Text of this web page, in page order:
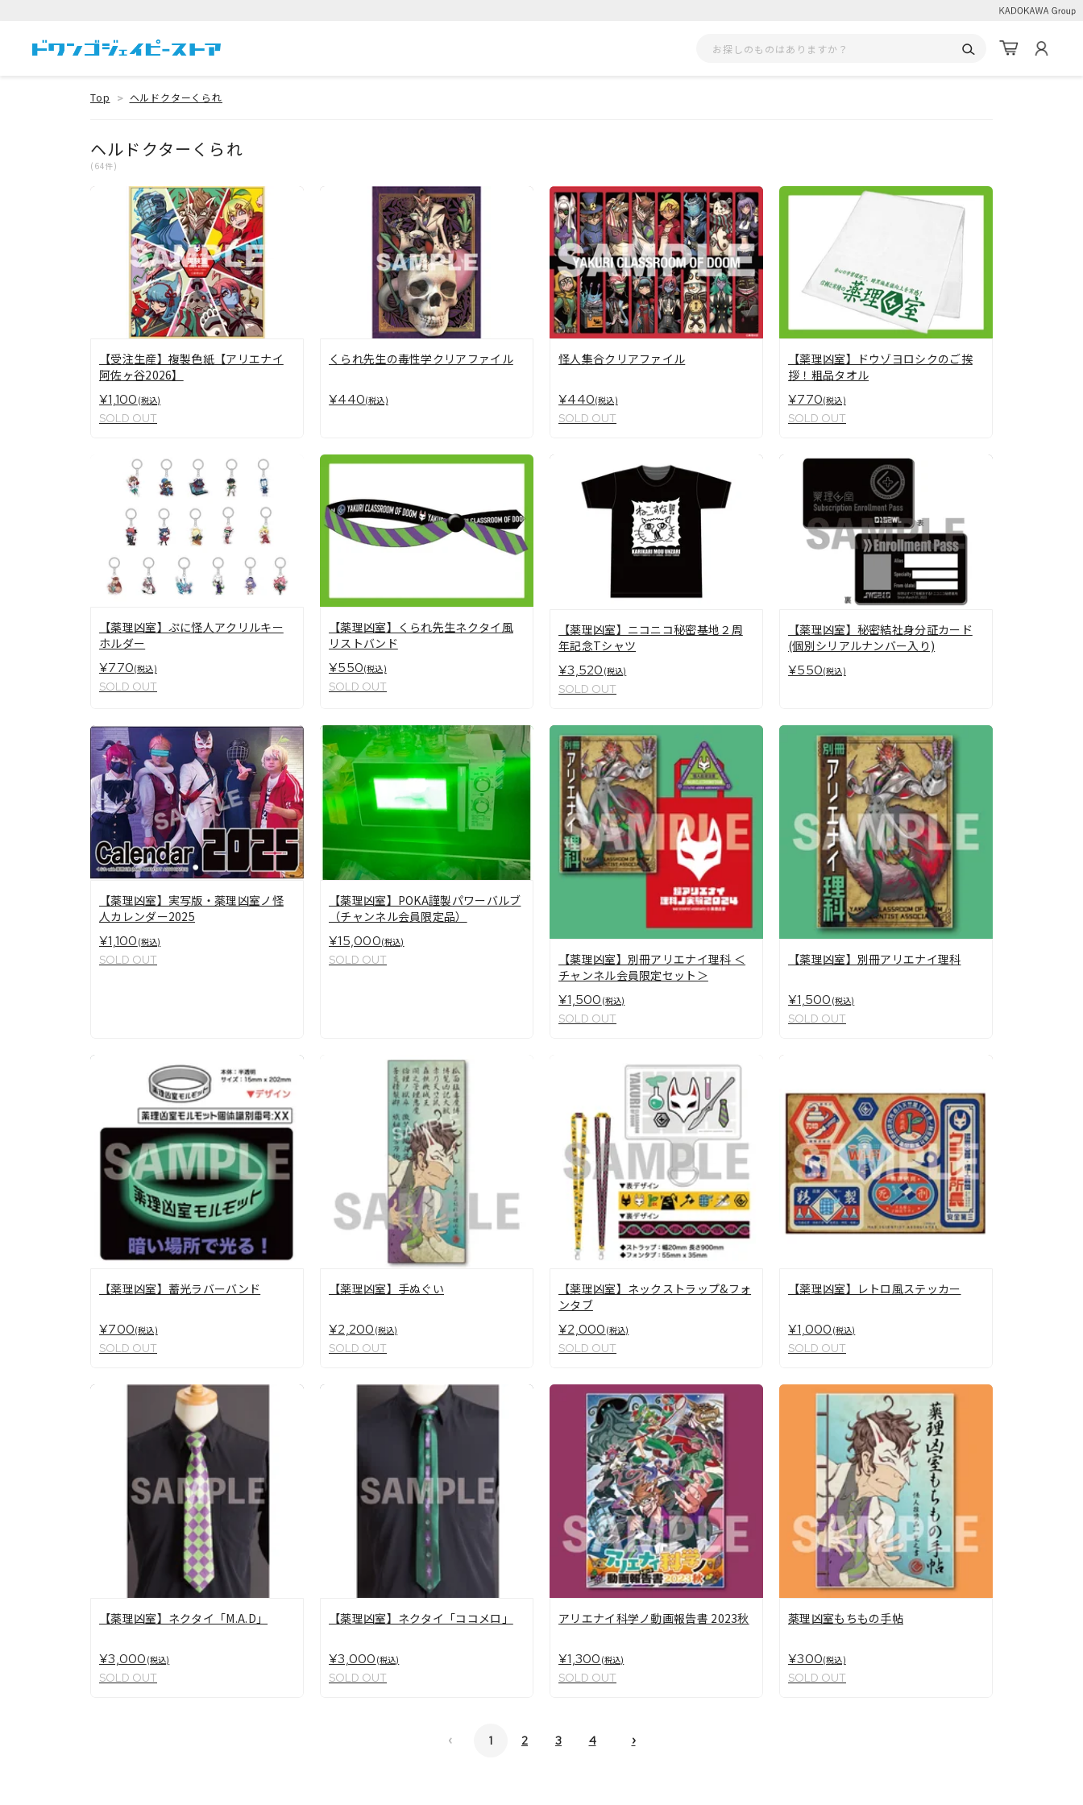
Top ヘルドクターくられ
ヘルドクターくられ
(64件)
【受注生産】複製色紙【アリエナイ
阿佐ヶ谷2026】
¥1,100 (税込)
SOLD OUT
くられ先生の毒性学クリアファイル
¥440(税込)
怪人集合クリアファイル
¥440(税込)
SOLD OUT
【薬理凶室】ドウゾヨロシクのご挨
拶！粗品タオル
¥770(税込)
SOLD OUT
【薬理凶室】ぷに怪人アクリルキー
ホルダー
¥770(税込)
SOLD OUT
【薬理凶室】くられ先生ネクタイ風
リストバンド
¥550(税込)
SOLD OUT
【薬理凶室】ニコニコ秘密基地２周
年記念Tシャツ
¥3,520 (税込)
SOLD OUT
【薬理凶室】秘密結社身分証カード
(個別シリアルナンバー入り)
¥550(税込)
【薬理凶室】実写版・薬理凶室ノ怪
人カレンダー2025
¥1,100 (税込)
SOLD OUT
【薬理凶室】POKA謹製パワーバルブ
（チャンネル会員限定品）
¥15,000(税込)
SOLD OUT
【薬理凶室】別冊アリエナイ理科 ＜
チャンネル会員限定セット＞
¥1,500 (税込)
SOLD OUT
【薬理凶室】別冊アリエナイ理科
¥1,500 (税込)
SOLD OUT
【薬理凶室】蓄光ラバーバンド
¥700(税込)
SOLD OUT
【薬理凶室】手ぬぐい
¥2,200 (税込)
SOLD OUT
【薬理凶室】ネックストラップ&フォ
ンタブ
¥2,000 (税込)
SOLD OUT
【薬理凶室】レトロ風ステッカー
¥1,000 (税込)
SOLD OUT
【薬理凶室】ネクタイ「M.A.D」
¥3,000 (税込)
SOLD OUT
【薬理凶室】ネクタイ「ココメロ」
¥3,000 (税込)
SOLD OUT
アリエナイ科学ノ動画報告書 2023秋
¥1,300 (税込)
SOLD OUT
薬理凶室もちもの手帖
¥300(税込)
SOLD OUT
‹ 1 2 3 4 ›